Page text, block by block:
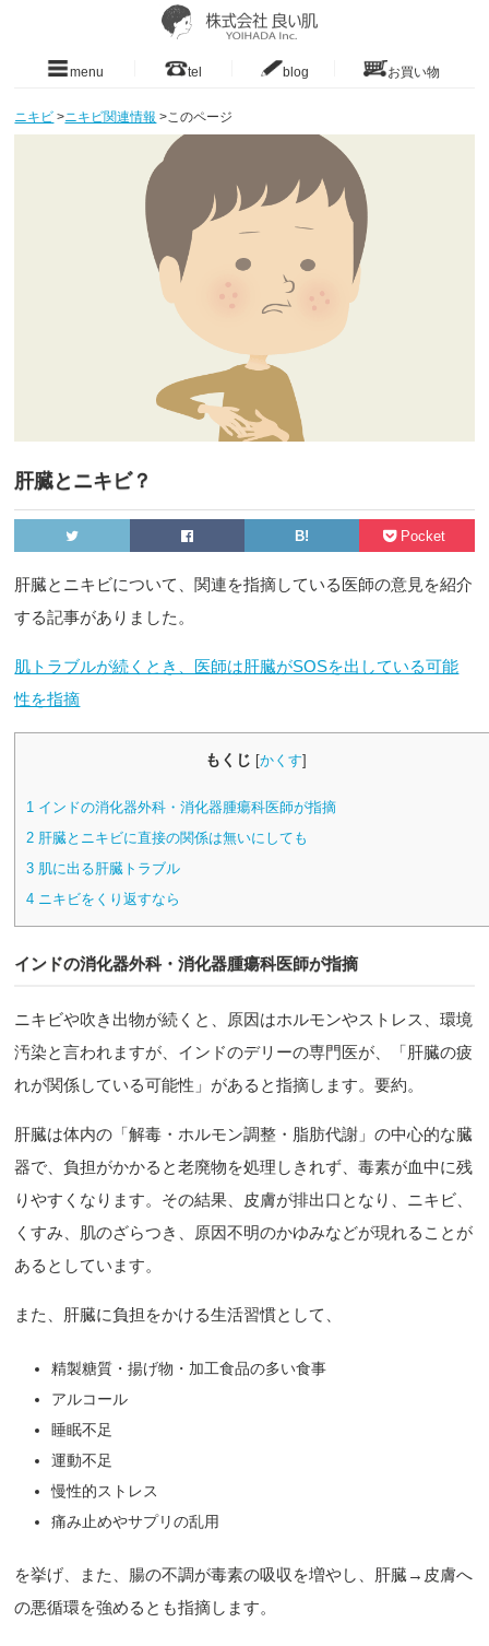
menu tel blog お買い物
ニキビ >ニキビ関連情報 >このページ
肝臓とニキビ？
B! Pocket
肝臓とニキビについて、関連を指摘している医師の意見を紹介
する記事がありました。
肌トラブルが続くとき、医師は肝臓がSOSを出している可能
性を指摘
もくじ [かくす]
1 インドの消化器外科・消化器腫瘍科医師が指摘
2 肝臓とニキビに直接の関係は無いにしても
3 肌に出る肝臓トラブル
4 ニキビをくり返すなら
インドの消化器外科・消化器腫瘍科医師が指摘
ニキビや吹き出物が続くと、原因はホルモンやストレス、環境
汚染と言われますが、インドのデリーの専門医が、「肝臓の疲
れが関係している可能性」があると指摘します。要約。
肝臓は体内の「解毒・ホルモン調整・脂肪代謝」の中心的な臓
器で、負担がかかると老廃物を処理しきれず、毒素が血中に残
りやすくなります。その結果、皮膚が排出口となり、ニキビ、
くすみ、肌のざらつき、原因不明のかゆみなどが現れることが
あるとしています。
また、肝臓に負担をかける生活習慣として、
精製糖質・揚げ物・加工食品の多い食事
アルコール
睡眠不足
運動不足
慢性的ストレス
痛み止めやサプリの乱用
を挙げ、また、腸の不調が毒素の吸収を増やし、肝臓→皮膚へ
の悪循環を強めるとも指摘します。